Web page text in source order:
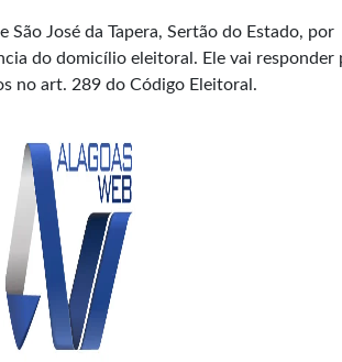
José da Tapera, Sertão do Estado, por
do domicílio eleitoral. Ele vai responder
no art. 289 do Código Eleitoral .